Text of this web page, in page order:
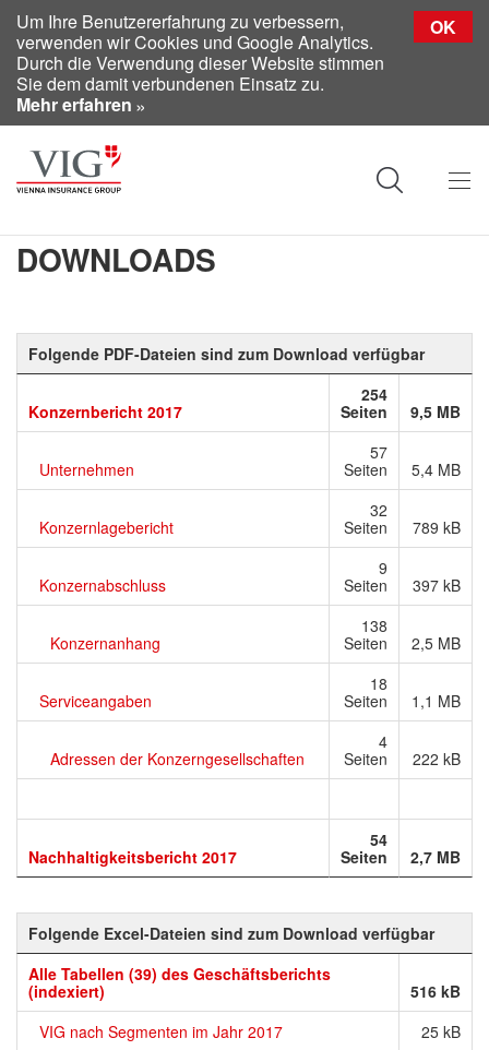
Um Ihre Benutzererfahrung zu verbessern,
verwenden wir Cookies und Google Analytics.
Durch die Verwendung dieser Website stimmen
Sie dem damit verbundenen Einsatz zu.
Mehr erfahren
OK
DOWNLOADS
Folgende PDF-Dateien sind zum Download verfügbar
Konzernbericht 2017
254
Seiten
9,5 MB
Unternehmen
57
Seiten
5,4 MB
Konzernlagebericht
32
Seiten
789 kB
Konzernabschluss
9
Seiten
397 kB
Konzernanhang
138
Seiten
2,5 MB
Serviceangaben
18
Seiten
1,1 MB
Adressen der Konzerngesellschaften
4
Seiten
222 kB
Nachhaltigkeitsbericht 2017
54
Seiten
2,7 MB
Folgende Excel-Dateien sind zum Download verfügbar
Alle Tabellen (39) des Geschäftsberichts
(indexiert)
516 kB
VIG nach Segmenten im Jahr 2017
25 kB